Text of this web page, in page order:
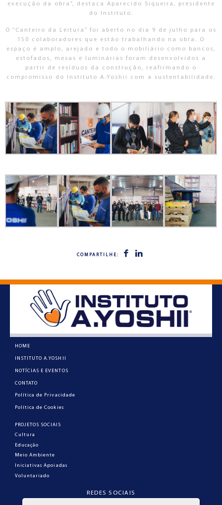
execução da obra”, destaca Aparecido Siqueira, presidente
do Instituto.
O “Canteiro da Leitura” foi aberto no dia 9 de julho para os
150 colaboradores que estão trabalhando na obra. O
espaço é amplo, arejado e todo o mobiliário como bancos,
estofados, mesas e luminárias foram desenvolvidos a
partir de resíduos da construção, reafirmando o
compromisso do Instituto A.Yoshii com a sustentabilidade.
COMPARTILHE:
HOME
INSTITUTO A.YOSHII
NOTÍCIAS E EVENTOS
CONTATO
Política de Privacidade
Política de Cookies
PROJETOS SOCIAIS
Cultura
Educação
Meio Ambiente
Iniciativas Apoiadas
Voluntariado
REDES SOCIAIS